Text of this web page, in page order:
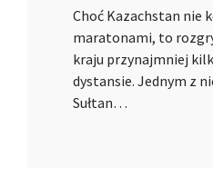
Choć Kazachstan nie
maratonami, to
kraju przynajmniej
dystansie. Jednym z
Sułtan…